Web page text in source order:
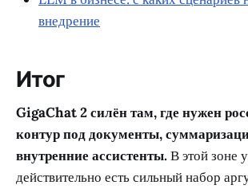
внедрение
Итог
GigaChat 2 силён там, где нужен
контур под документы,
внутренние ассистенты.В этой зоне
действительно есть сильный набор